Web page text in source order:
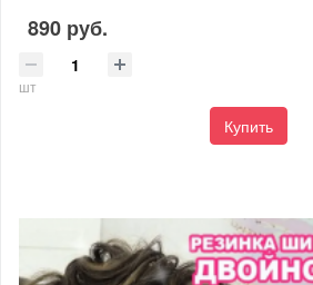
890 руб.
шт
Купить